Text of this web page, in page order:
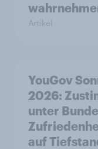
Artikel
YouGov
2026:
unter
auf